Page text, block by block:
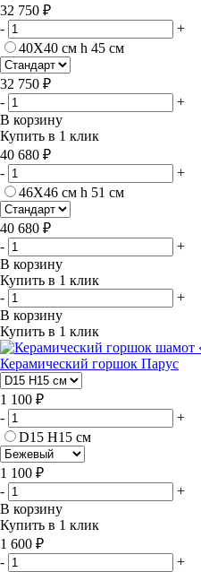
32 750 ₽
-
+
40Х40 см h 45 см
32 750 ₽
-
+
В корзину
Купить в 1 клик
40 680 ₽
-
+
46Х46 см h 51 см
40 680 ₽
-
+
В корзину
Купить в 1 клик
-
+
В корзину
Купить в 1 клик
Керамический горшок Парус
1 100 ₽
-
+
D15 H15 см
1 100 ₽
-
+
В корзину
Купить в 1 клик
1 600 ₽
-
+